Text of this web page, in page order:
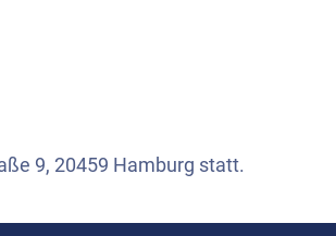
9, 20459 Hamburg statt.